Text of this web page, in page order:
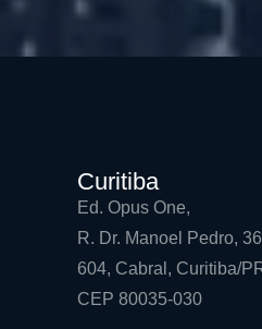
Curitiba
Ed. Opus One,
R. Dr. Manoel Pedro,
604, Cabral, Curitiba/
CEP 80035-030